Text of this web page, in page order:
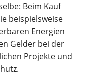
Beim Kauf
beispielsweise
Energien
Gelder bei der
Projekte und